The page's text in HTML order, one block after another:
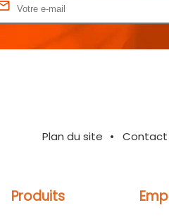
Plan du site Contact
Produits